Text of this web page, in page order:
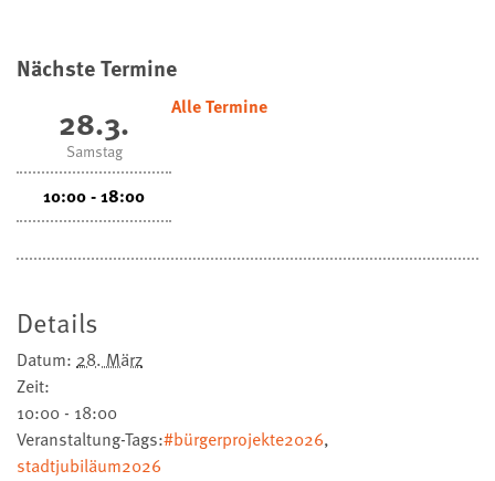
Nächste Termine
28.3.
Samstag
10:00 - 18:00
Alle Termine
Details
Datum: 28. März
Zeit:
10:00 - 18:00
Veranstaltung-Tags:#bürgerprojekte2026,
stadtjubiläum2026